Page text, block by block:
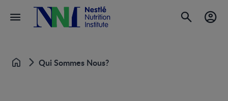
Accueil Qui Sommes Nous?